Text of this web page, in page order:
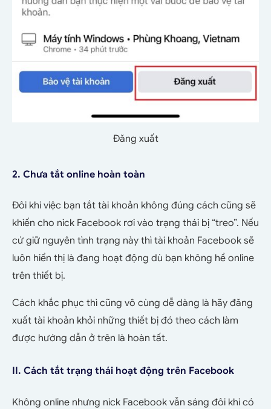
Đăng xuất
2. Chưa tắt online hoàn toàn
Đôi khi việc bạn tắt tài khoản không đúng cách cũng sẽ
khiến cho nick Facebook rơi vào trạng thái bị “treo”. Nếu
cứ giữ nguyên tình trạng này thì tài khoản Facebook sẽ
luôn hiển thị là đang hoạt động dù bạn không hề online
trên thiết bị.
Cách khắc phục thì cũng vô cùng dễ dàng là hãy đăng
xuất tài khoản khỏi những thiết bị đó theo cách làm
được hướng dẫn ở trên là hoàn tất.
II. Cách tắt trạng thái hoạt động trên Facebook
Không online nhưng nick Facebook vẫn sáng đôi khi có